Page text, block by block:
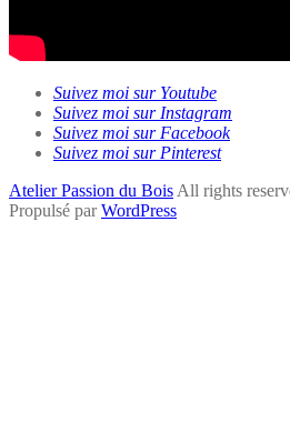
Suivez moi sur Youtube
Suivez moi sur Instagram
Suivez moi sur Facebook
Suivez moi sur Pinterest
Atelier Passion du Bois All rights
Propulsé parWordPress